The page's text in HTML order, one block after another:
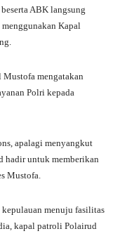
ABK langsung
menggunakan Kapal
Mustofa mengatakan
Polri kepada
apalagi menyangkut
hadir untuk memberikan
Mustofa.
kepulauan menuju fasilitas
kapal patroli Polairud